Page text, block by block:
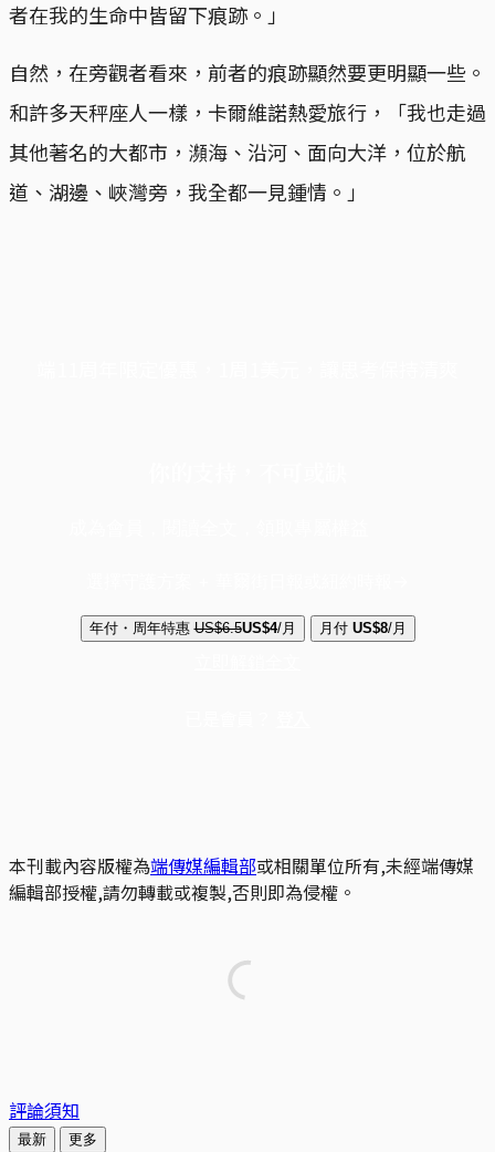
者在我的生命中皆留下痕跡。」
自然，在旁觀者看來，前者的痕跡顯然要更明顯一些。
和許多天秤座人一樣，卡爾維諾熱愛旅行，「我也走過
其他著名的大都市，瀕海、沿河、面向大洋，位於航
道、湖邊、峽灣旁，我全都一見鍾情。」
年付・周年特惠 US$6.5US$4/月 月付 US$8/月
本刊載內容版權為端傳媒編輯部或相關單位所有,未經端傳媒
編輯部授權,請勿轉載或複製,否則即為侵權。
評論須知
最新 更多